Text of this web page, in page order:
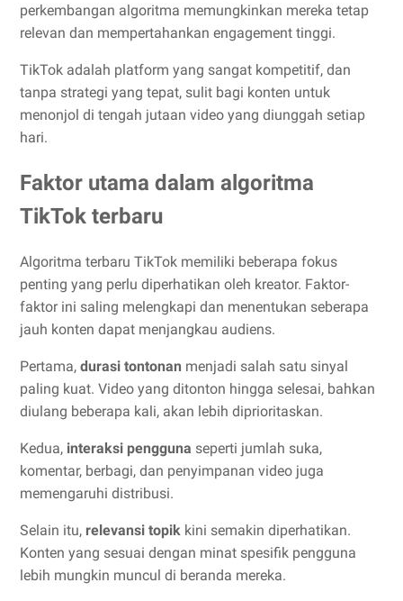
perkembangan algoritma memungkinkan mereka tetap
relevan dan mempertahankan engagement tinggi.
TikTok adalah platform yang sangat kompetitif, dan
tanpa strategi yang tepat, sulit bagi konten untuk
menonjol di tengah jutaan video yang diunggah setiap
hari.
Faktor utama dalam algoritma
TikTok terbaru
Algoritma terbaru TikTok memiliki beberapa fokus
penting yang perlu diperhatikan oleh kreator. Faktor-
faktor ini saling melengkapi dan menentukan seberapa
jauh konten dapat menjangkau audiens.
Pertama, durasi tontonan menjadi salah satu sinyal
paling kuat. Video yang ditonton hingga selesai, bahkan
diulang beberapa kali, akan lebih diprioritaskan.
Kedua, interaksi pengguna seperti jumlah suka,
komentar, berbagi, dan penyimpanan video juga
memengaruhi distribusi.
Selain itu, relevansi topik kini semakin diperhatikan.
Konten yang sesuai dengan minat spesifik pengguna
lebih mungkin muncul di beranda mereka.